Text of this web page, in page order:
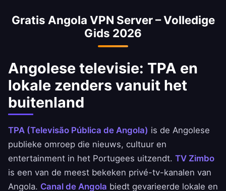
minimaliseren.
Banco BAI en Millennium Atlantico apps.
Gratis Angola VPN Server – Volledige
Gids 2026
Angolese televisie: TPA en
lokale zenders vanuit het
buitenland
TPA (Televisão Pública de Angola) is de Angolese
publieke omroep die nieuws, cultuur en
entertainment in het Portugees uitzendt. TV Zimbo
is een van de meest bekeken privé-tv-kanalen van
Angola. Canal de Angola biedt gevarieerde lokale en